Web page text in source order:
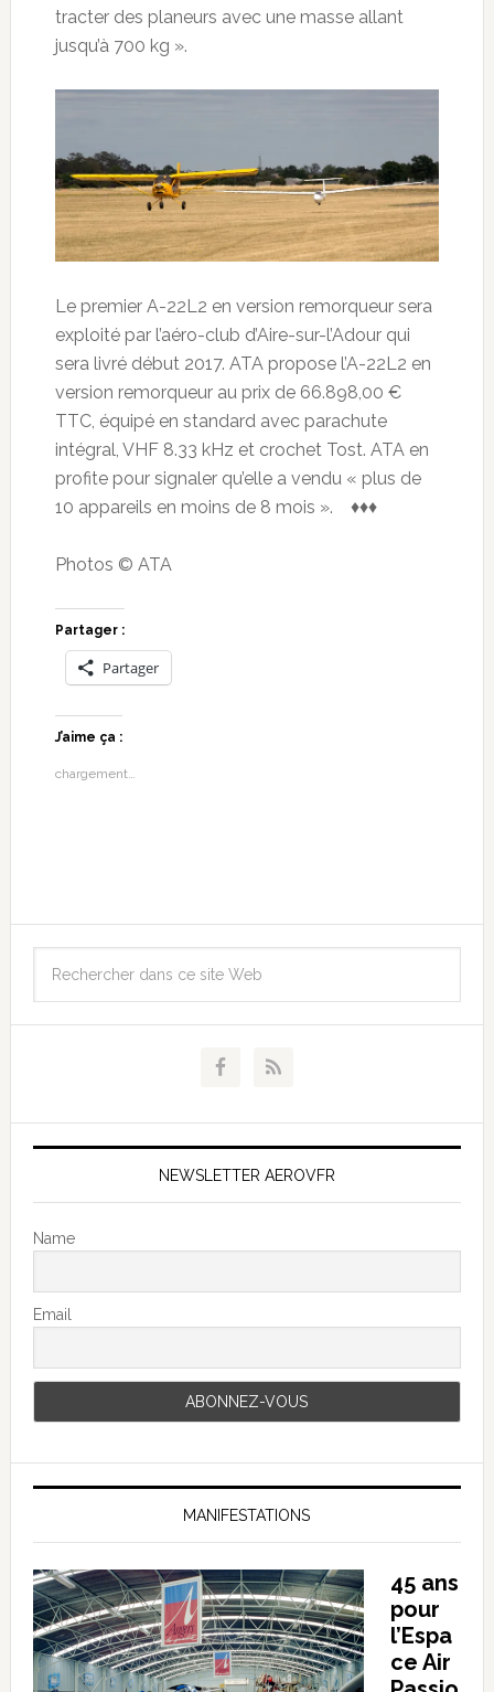
tracter des planeurs avec une masse allant
jusqu’à 700 kg ».
Le premier A-22L2 en version remorqueur sera
exploité par l’aéro-club d’Aire-sur-l’Adour qui
sera livré début 2017. ATA propose l’A-22L2 en
version remorqueur au prix de 66.898,00 €
TTC, équipé en standard avec parachute
intégral, VHF 8.33 kHz et crochet Tost. ATA en
profite pour signaler qu’elle a vendu « plus de
10 appareils en moins de 8 mois ». ♦♦♦
Photos © ATA
Partager :
Partager
J’aime ça :
chargement…
NEWSLETTER AEROVFR
Name
Email
MANIFESTATIONS
45 ans
pour
l’Espa
ce Air